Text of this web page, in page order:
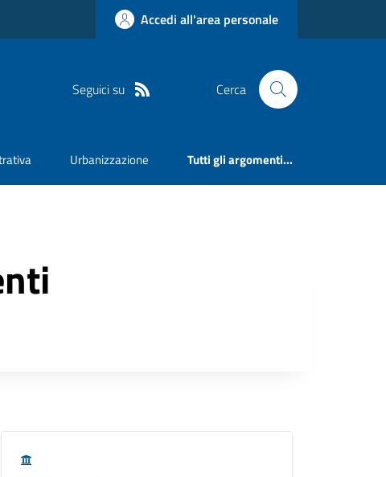
Accedi all'area personale
Seguici su Cerca
Urbanizzazione Tutti gli argomenti...